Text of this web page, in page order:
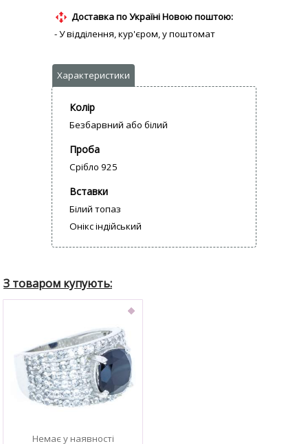
Доставка по Україні Новою поштою:
- У відділення, кур'єром, у поштомат
Колір
Безбарвний або білий
Проба
Срібло 925
Вставки
Білий топаз
Онікс індійський